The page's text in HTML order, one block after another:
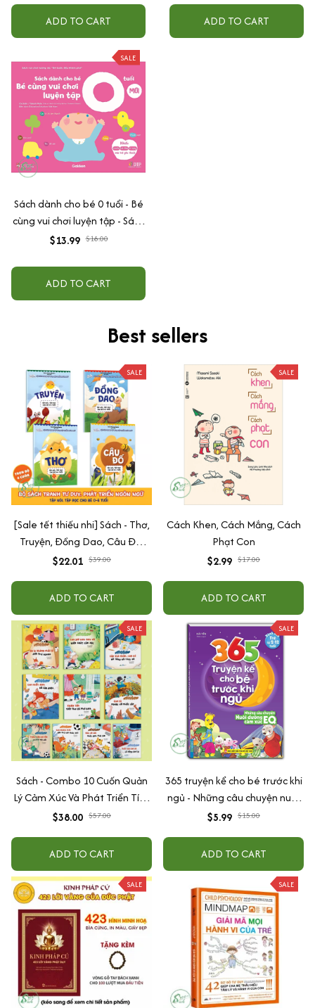
ADD TO CART
sóng điện từ - Màu xanh
ADD TO CART
SALE
Sách dành cho bé 0 tuổi - Bé
cùng vui chơi luyện tập - Sách
vui chơi tương tác "Bé bước
$13.99 $18.00
ADD TO CART
Best sellers
SALE
[Sale tết thiếu nhi] Sách - Thơ,
Truyện, Đồng Dao, Câu Đố,
Tập Nói Tập Đọc Cho Bé 0-6
$22.01 $39.00
ADD TO CART
SALE
Cách Khen, Cách Mắng, Cách
Phạt Con
$2.99 $17.00
ADD TO CART
SALE
Sách - Combo 10 Cuốn Quản
Lý Cảm Xúc Và Phát Triển Tính
Cách Cho Bé Từ 2 - 6 Tuổi
$38.00 $57.00
ADD TO CART
SALE
365 truyện kể cho bé trước khi
ngủ - Những câu chuyện nuôi
dưỡng cảm xúc EQ (2-12 tuổi)
$5.99 $15.00
ADD TO CART
SALE SALE